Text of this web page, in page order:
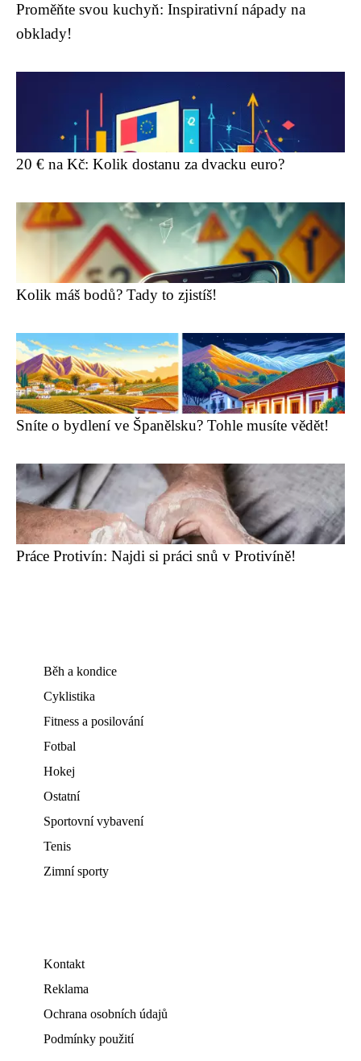
Proměňte svou kuchyň: Inspirativní nápady na
obklady!
20 € na Kč: Kolik dostanu za dvacku euro?
Kolik máš bodů? Tady to zjistíš!
Sníte o bydlení ve Španělsku? Tohle musíte vědět!
Práce Protivín: Najdi si práci snů v Protivíně!
Běh a kondice
Cyklistika
Fitness a posilování
Fotbal
Hokej
Ostatní
Sportovní vybavení
Tenis
Zimní sporty
Kontakt
Reklama
Ochrana osobních údajů
Podmínky použití